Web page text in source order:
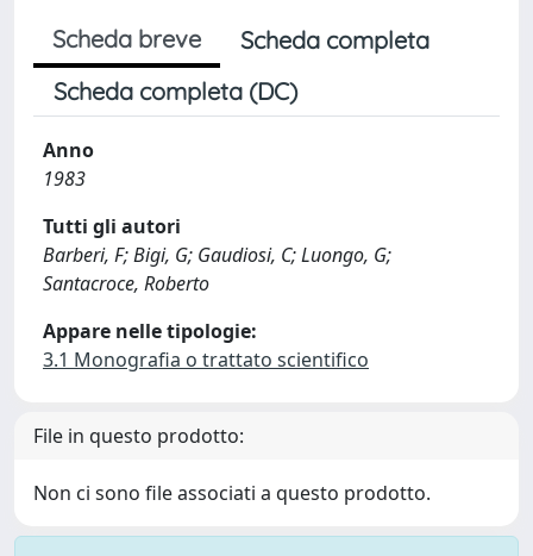
Scheda breve
Scheda completa
Scheda completa (DC)
Anno
1983
Tutti gli autori
Barberi, F; Bigi, G; Gaudiosi, C; Luongo, G;
Santacroce, Roberto
Appare nelle tipologie:
3.1 Monografia o trattato scientifico
File in questo prodotto:
Non ci sono file associati a questo prodotto.